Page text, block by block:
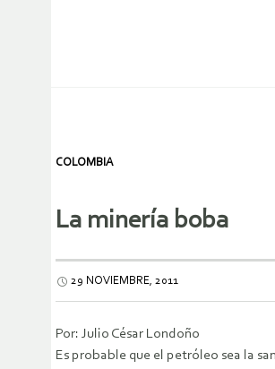
COLOMBIA
La minería boba
29 NOVIEMBRE, 2011
Por: Julio César Londoño
Es probable que el petróleo sea la